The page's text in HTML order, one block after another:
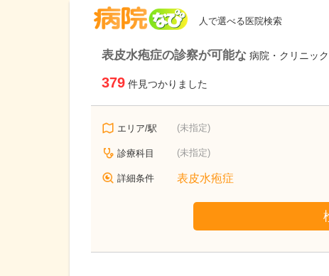
人で選べる医院検索
表皮水疱症の診察が可能な 病院・クリニック
379 件見つかりました
エリア/駅 (未指定)
診療科目 (未指定)
詳細条件 表皮水疱症